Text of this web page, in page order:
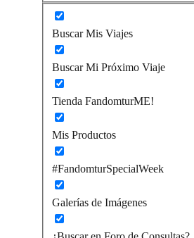
Buscar Mis Viajes
Buscar Mi Próximo Viaje
Tienda FandomturME!
Mis Productos
#FandomturSpecialWeek
Galerías de Imágenes